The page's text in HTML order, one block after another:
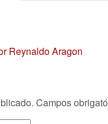
Reynaldo Aragon
Campos